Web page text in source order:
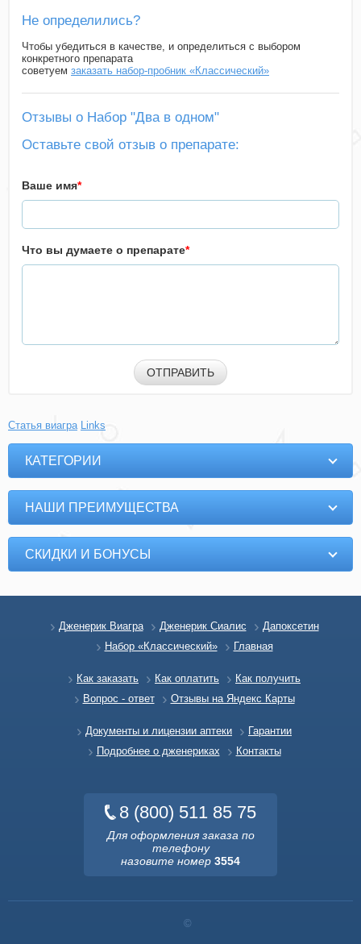
Не определились?
Чтобы убедиться в качестве, и определиться с выбором
конкретного препарата
советуем заказать набор-пробник «Классический»
Отзывы о Набор "Два в одном"
Оставьте свой отзыв о препарате:
Ваше имя*
Что вы думаете о препарате*
ОТПРАВИТЬ
Статья виагра Links
КАТЕГОРИИ
НАШИ ПРЕИМУЩЕСТВА
СКИДКИ И БОНУСЫ
Дженерик Виагра Дженерик Сиалис
Дапоксетин
Набор «Классический»
Главная
Как заказать Как оплатить
Как получить
Вопрос - ответ
Отзывы на Яндекс Карты
Документы и лицензии аптеки
Гарантии
Подробнее о дженериках
Контакты
8 (800) 511 85 75
Для оформления заказа по
телефону
назовите номер 3554